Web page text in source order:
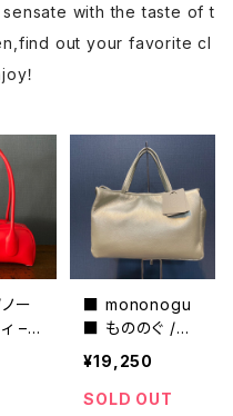
with the taste of t
out your favorite cl
！
ー
–
レ
ッグ
■ mononogu
■ もののぐ /ミ
ニショルダー・シ
ルバー・PO3-C
G■MADE IN J
¥19,250
SOLD OUT